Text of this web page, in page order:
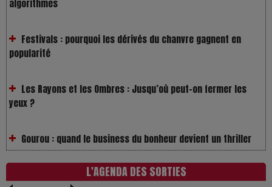
popularité
LOL 2.0 : aimer, grandir et se comprendre à l’ère des
réseaux
L'AGENDA DES SORTIES